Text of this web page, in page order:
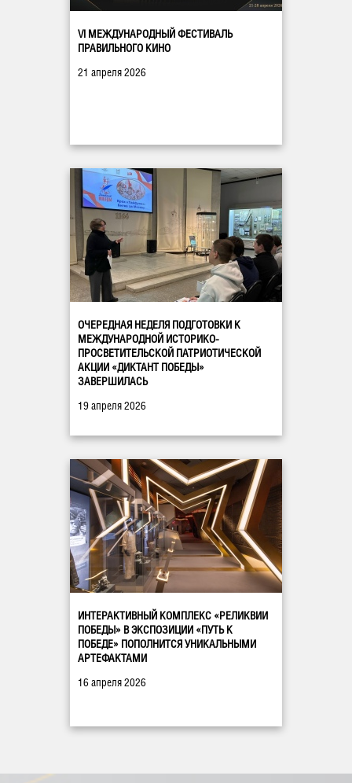
VI МЕЖДУНАРОДНЫЙ ФЕСТИВАЛЬ
ПРАВИЛЬНОГО КИНО
21 апреля 2026
ОЧЕРЕДНАЯ НЕДЕЛЯ ПОДГОТОВКИ К
МЕЖДУНАРОДНОЙ ИСТОРИКО-
ПРОСВЕТИТЕЛЬСКОЙ ПАТРИОТИЧЕСКОЙ
АКЦИИ «ДИКТАНТ ПОБЕДЫ»
ЗАВЕРШИЛАСЬ
19 апреля 2026
ИНТЕРАКТИВНЫЙ КОМПЛЕКС «РЕЛИКВИИ
ПОБЕДЫ» В ЭКСПОЗИЦИИ «ПУТЬ К
ПОБЕДЕ» ПОПОЛНИТСЯ УНИКАЛЬНЫМИ
АРТЕФАКТАМИ
16 апреля 2026